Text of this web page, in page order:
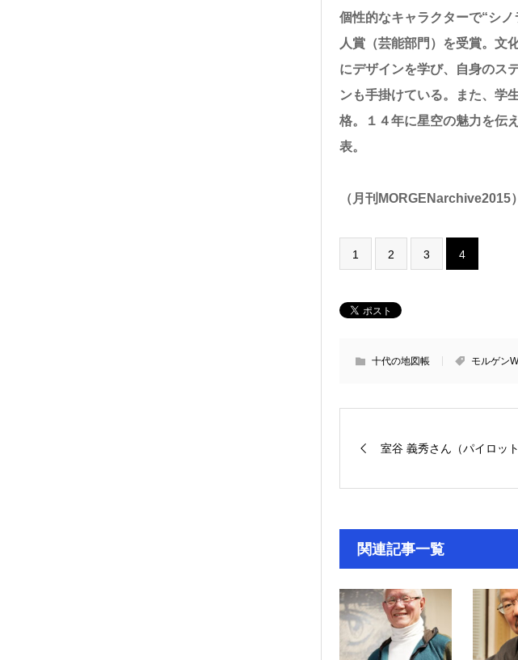
個性的なキャラクターで“シ
人賞（芸能部門）を受賞。文
にデザインを学び、自身のス
ンも手掛けている。また、学
格。１４年に星空の魅力を伝
表。
（月刊MORGENarchive2015）
1 2 3 4
十代の地図帳 モルゲン
室谷 義秀さん（パイロット
関連記事一覧